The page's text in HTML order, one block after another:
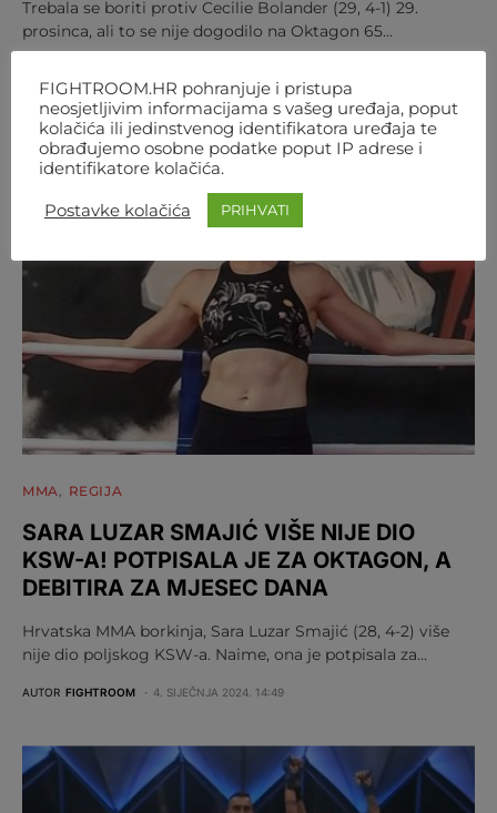
Trebala se boriti protiv Cecilie Bolander (29, 4-1) 29.
prosinca, ali to se nije dogodilo na Oktagon 65…
MMA REGIJA
SARA LUZAR SMAJIĆ VIŠE NIJE DIO
KSW-A! POTPISALA JE ZA OKTAGON, A
DEBITIRA ZA MJESEC DANA
Hrvatska MMA borkinja, Sara Luzar Smajić (28, 4-2) više
nije dio poljskog KSW-a. Naime, ona je potpisala za…
AUTOR FIGHTROOM 4. SIJEČNJA 2024. 14:49
FIGHTROOM.HR pohranjuje i pristupa
neosjetljivim informacijama s vašeg uređaja, poput
kolačića ili jedinstvenog identifikatora uređaja te
obrađujemo osobne podatke poput IP adrese i
identifikatore kolačića.
Postavke kolačića PRIHVATI